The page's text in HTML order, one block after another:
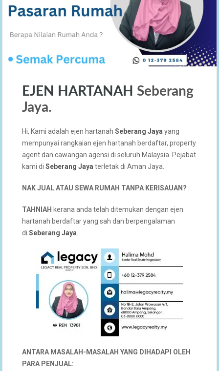
EJEN HARTANAH Seberang
Jaya.
Hi, Kami adalah ejen hartanah Seberang Jaya yang
mempunyai rangkaian ejen hartanah berdaftar, property
agent dan cawangan agensi di seluruh Malaysia. Pejabat
kami di Seberang Jaya terletak di Aman Jaya.
NAK JUAL ATAU SEWA RUMAH TANPA KERISAUAN?
TAHNIAH kerana anda telah ditemukan dengan ejen
hartanah berdaftar yang sah dan berpengalaman
di Seberang Jaya
ANTARA MASALAH-MASALAH YANG DIHADAPI OLEH
PARA PENJUAL: